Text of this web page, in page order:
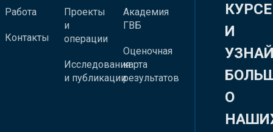
Работа
Контакты
Проекты
и
операции
Исследования
и публикации
Академия
ГВБ
Оценочная
карта
результатов
КУРСЕ
И
О